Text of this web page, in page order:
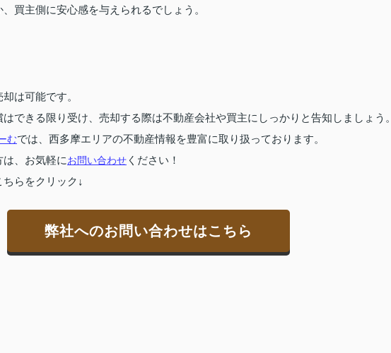
買主側に安心感を与えられるでしょう。
は可能です。
できる限り受け、売却する際は不動産会社や買主にしっかりと告知しましょう。
むでは、西多摩エリアの不動産情報を豊富に取り扱っております。
、お気軽にお問い合わせ ください！
らをクリック↓
弊社へのお問い合わせはこちら